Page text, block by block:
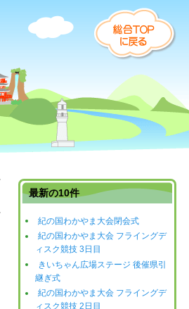
最新の10件
紀の国わかやま大会閉会式
紀の国わかやま大会 フライングデ
ィスク競技 3日目
きいちゃん広場ステージ 後催県引
継ぎ式
紀の国わかやま大会 フライングデ
ィスク競技 2日目